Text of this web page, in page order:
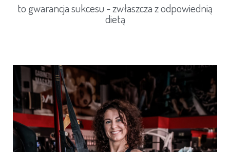
to gwarancja sukcesu - zwłaszcza z odpowiednią
dietą